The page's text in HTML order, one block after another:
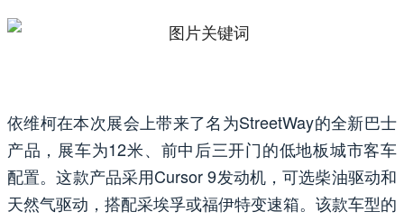
依维柯在本次展会上带来了名为StreetWay的全新巴士
产品，展车为12米、前中后三开门的低地板城市客车
配置。这款产品采用Cursor 9发动机，可选柴油驱动和
天然气驱动，搭配采埃孚或福伊特变速箱。该款车型的